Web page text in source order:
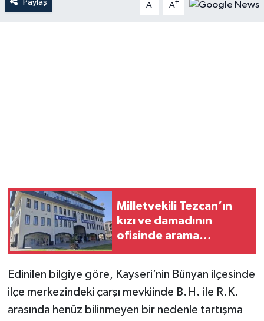
Paylaş A- A+
Milletvekili Tezcan’ın
kızı ve damadının
ofisinde arama
Edinilen bilgiye göre, Kayseri’nin Bünyan ilçesinde
ilçe merkezindeki çarşı mevkiinde B.H. ile R.K.
arasında henüz bilinmeyen bir nedenle tartışma